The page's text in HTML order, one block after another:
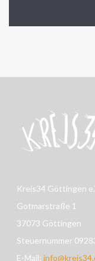
Kreis34 Göttingen
Gotmarstraße 1
37073 Göttingen
Steuernummer
E-Mail: